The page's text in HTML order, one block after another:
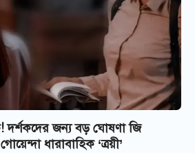
জন্য বড় ঘোষণা জি
ধারাবাহিক ‘ত্রয়ী’